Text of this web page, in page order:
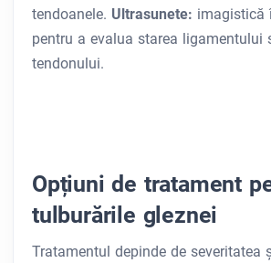
tendoanele. Ultrasunete: imagistică
pentru a evalua starea ligamentului
tendonului.
Opțiuni de tratament
tulburările gleznei
Tratamentul depinde de severitatea